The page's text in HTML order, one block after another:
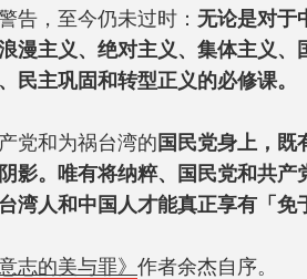
告，至今仍未过时： 无论是对于
漫主义、绝对主义、集体主义、
民主巩固和转型正义的必修课。
党和为祸台湾的 国民党身上，既
影。唯有将纳粹、国民党和共产
湾人和中国人才能真正享有「免
志的美与罪》 作者余杰自序。